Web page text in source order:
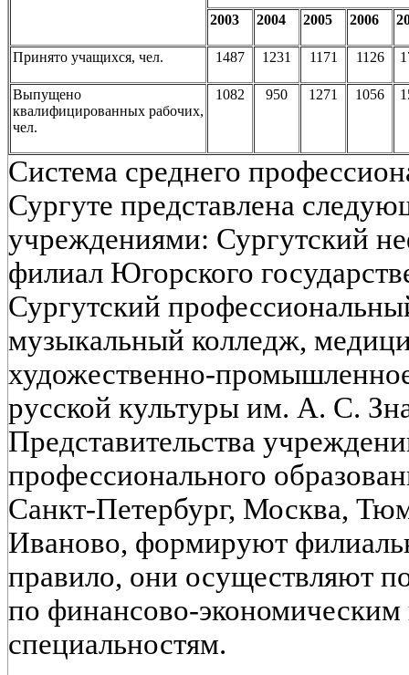
2003 2004 2005 2006
Принято учащихся, чел. 1487 1231 1171 1126
Выпущено
квалифицированных рабочих,
чел.
1082 950 1271 1056
Система среднего
Сургуте представлена
учреждениями: Сургутский
филиал Югорского
Сургутский
музыкальный колледж,
художественно-
русской культуры им. А. С.
Представительства
профессионального
Санкт-Петербург, Москва,
Иваново, формируют
правило, они осуществляют
по финансово-
специальностям.